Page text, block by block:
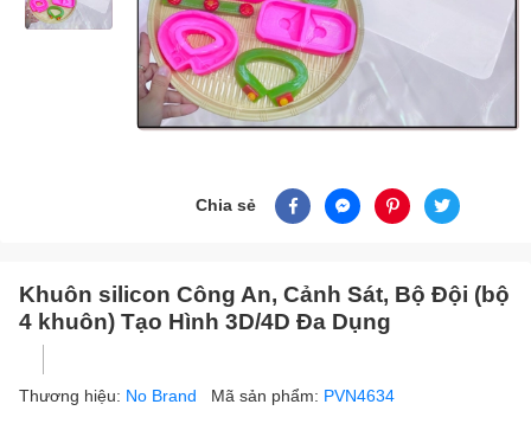
Chia sẻ
Khuôn silicon Công An, Cảnh Sát, Bộ Đội (bộ
4 khuôn) Tạo Hình 3D/4D Đa Dụng
Thương hiệu: No Brand Mã sản phẩm: PVN4634